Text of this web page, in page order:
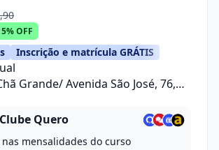
OFF
Inscrição e matrícula GRÁTIS
Grande/ Avenida São José, 76,
Quero
nas mensalidades do curso